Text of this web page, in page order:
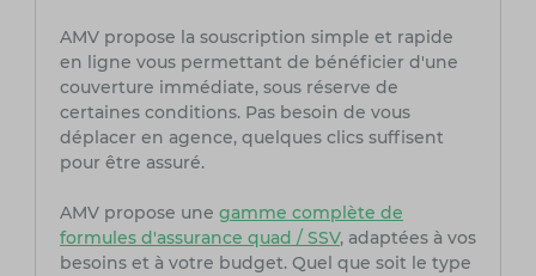
AMV propose la souscription simple et rapide
en ligne vous permettant de bénéficier d'une
couverture immédiate, sous réserve de
certaines conditions. Pas besoin de vous
déplacer en agence, quelques clics suffisent
pour être assuré.
AMV propose une gamme complète de
formules d'assurance quad / SSV, adaptées à vos
besoins et à votre budget. Quel que soit le type